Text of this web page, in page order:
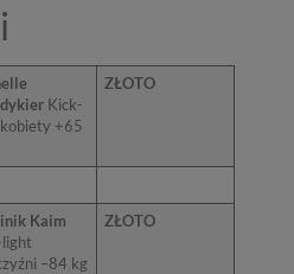
Kick-
+65
ZŁOTO
Kaim
–84 kg
ZŁOTO